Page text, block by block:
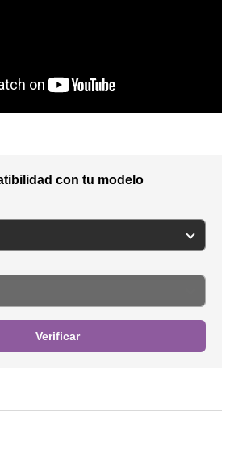
con tu modelo
Verificar